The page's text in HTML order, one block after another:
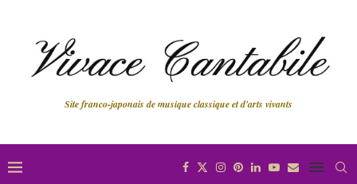
Site franco-japonais de musique classique et d'arts vivants